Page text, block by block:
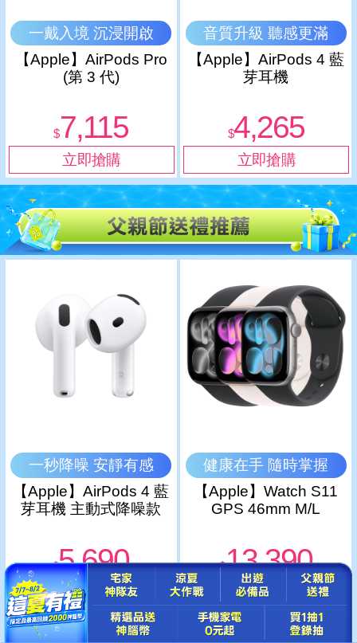
一戴入境 沉浸開啟
【Apple】AirPods Pro
(第 3 代)
$7,115
音質升級 聽感更滿
【Apple】AirPods 4 藍
芽耳機
$4,265
一秒降噪 安靜有感
【Apple】AirPods 4 藍
芽耳機 主動式降噪款
$5,690
健康在手 隨時掌握
【Apple】Watch S11
GPS 46mm M/L
$13,390